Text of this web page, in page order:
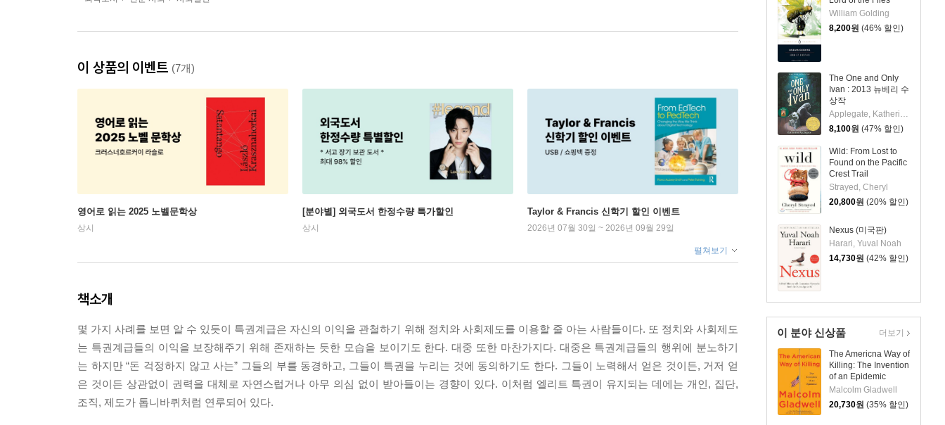
William Golding
8,200원 (46% 할인)
The One and Only
Ivan : 2013 뉴베리 수
상작
Applegate, Katherine / Castelao, Patricia
8,100원 (47% 할인)
Wild: From Lost to
Found on the Pacific
Crest Trail
Strayed, Cheryl
20,800원 (20% 할인)
Nexus (미국판)
Harari, Yuval Noah
14,730원 (42% 할인)
이 분야 신상품
The Americna Way of
Killing: The Invention
of an Epidemic
Malcolm Gladwell
20,730원 (35% 할인)
더보기
이 상품의 이벤트 (7개)
영어로 읽는 2025 노벨문학상
상시
[분야별] 외국도서 한정수량 특가할인
상시
Taylor & Francis 신학기 할인 이벤트
2026년 07월 30일 ~ 2026년 09월 29일
펼쳐보기
책소개
몇 가지 사례를 보면 알 수 있듯이 특권계급은 자신의 이익을 관철하기 위해 정치와 사회제도를 이용할 줄 아는 사람들이다. 또 정치와 사회제도
는 특권계급들의 이익을 보장해주기 위해 존재하는 듯한 모습을 보이기도 한다. 대중 또한 마찬가지다. 대중은 특권계급들의 행위에 분노하기
는 하지만 “돈 걱정하지 않고 사는” 그들의 부를 동경하고, 그들이 특권을 누리는 것에 동의하기도 한다. 그들이 노력해서 얻은 것이든, 거저 얻
은 것이든 상관없이 권력을 대체로 자연스럽거나 아무 의심 없이 받아들이는 경향이 있다. 이처럼 엘리트 특권이 유지되는 데에는 개인, 집단,
조직, 제도가 톱니바퀴처럼 연루되어 있다.